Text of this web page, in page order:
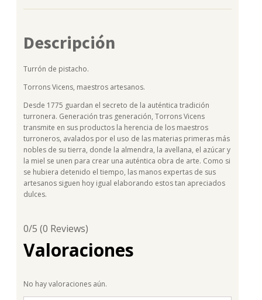
Descripción
Turrón de pistacho.
Torrons Vicens, maestros artesanos.
Desde 1775 guardan el secreto de la auténtica tradición
turronera. Generación tras generación, Torrons Vicens
transmite en sus productos la herencia de los maestros
turroneros, avalados por el uso de las materias primeras más
nobles de su tierra, donde la almendra, la avellana, el azúcar y
la miel se unen para crear una auténtica obra de arte. Como si
se hubiera detenido el tiempo, las manos expertas de sus
artesanos siguen hoy igual elaborando estos tan apreciados
dulces.
0/5 (0 Reviews)
Valoraciones
No hay valoraciones aún.